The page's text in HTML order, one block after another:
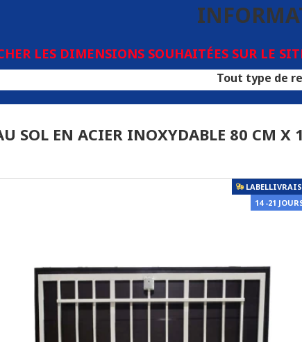
LES DIMENSIONS SOUHAITÉES SUR LE
Tout type de
SOL EN ACIER INOXYDABLE 80 CM
14 -21